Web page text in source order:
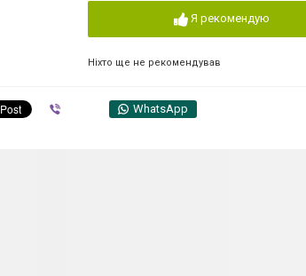
Я рекомендую
Ніхто ще не рекомендував
WhatsApp